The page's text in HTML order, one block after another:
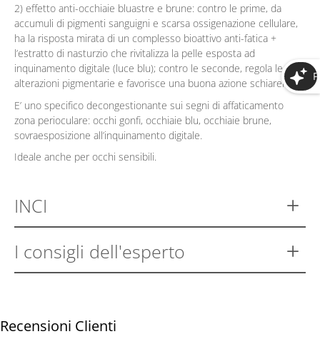
2) effetto anti-occhiaie bluastre e brune: contro le prime, da
accumuli di pigmenti sanguigni e scarsa ossigenazione cellulare,
ha la risposta mirata di un complesso bioattivo anti-fatica +
l’estratto di nasturzio che rivitalizza la pelle esposta ad
inquinamento digitale (luce blu); contro le seconde, regola le
alterazioni pigmentarie e favorisce una buona azione schiarente.
E’ uno specifico decongestionante sui segni di affaticamento
zona perioculare: occhi gonfi, occhiaie blu, occhiaie brune,
sovraesposizione all’inquinamento digitale.
Ideale anche per occhi sensibili.
INCI
I consigli dell'esperto
Recensioni Clienti